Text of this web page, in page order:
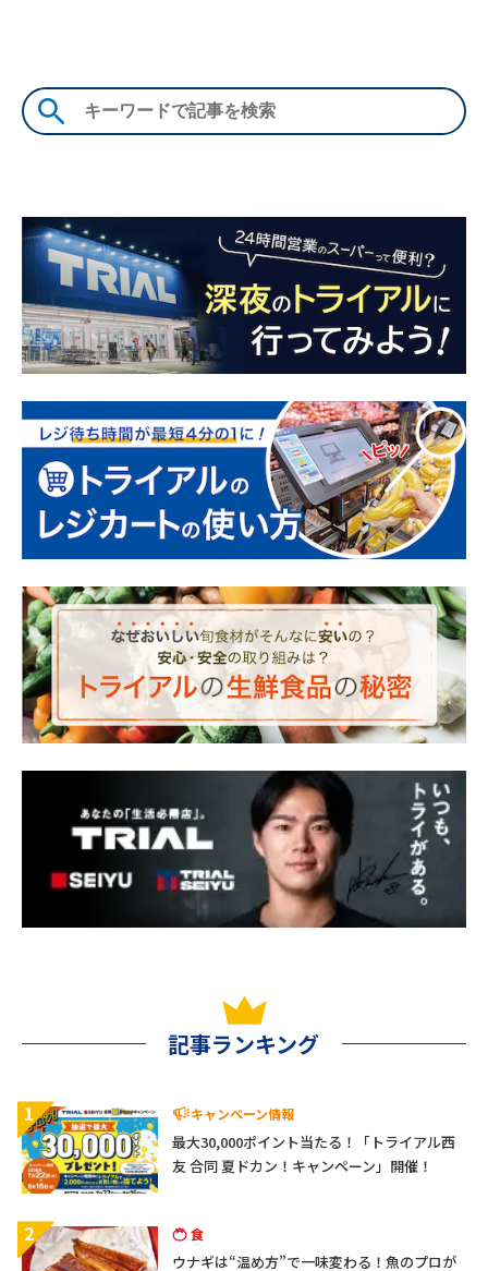
記事ランキング
1 キャンペーン情報
最大30,000ポイント当たる！「トライアル西
友 合同 夏ドカン！キャンペーン」開催！
2 食
ウナギは“温め方”で一味変わる！魚のプロが